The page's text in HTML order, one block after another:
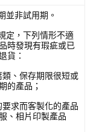
並非試用期。
定，下列情形不適
時發現有瑕疵或已
貨：
類、保存期限很短或
的產品；
要求而客製化的產品
、相片印製產品